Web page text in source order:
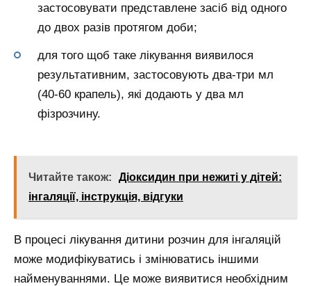
застосовувати представлене засіб від одного
до двох разів протягом доби;
для того щоб таке лікування виявилося
результативним, застосовують два-три мл
(40-60 крапель), які додають у два мл
фізрозчину.
Читайте також:
Діоксидин при нежиті у дітей:
інгаляції, інструкція, відгуки
В процесі лікування дитини розчин для інгаляцій
може модифікуватись і змінюватись іншими
найменуваннями. Це може виявитися необхідним